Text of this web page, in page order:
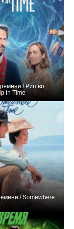
/ Рип во
in Time
/ Somewhere